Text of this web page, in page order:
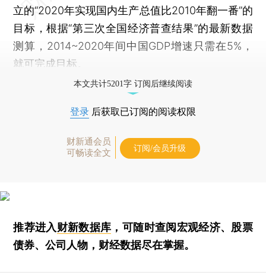
立的“2020年实现国内生产总值比2010年翻一番”的
目标，根据“第三次全国经济普查结果”的最新数据
测算，2014~2020年间中国GDP增速只需在5%，
就可完成目标。
本文共计5201字 订阅后继续阅读
登录 后获取已订阅的阅读权限
财新通会员
可畅读全文
订阅/会员升级
推荐进入财新数据库 ，可随时查阅宏观经济、股票
债券、公司人物，财经数据尽在掌握。